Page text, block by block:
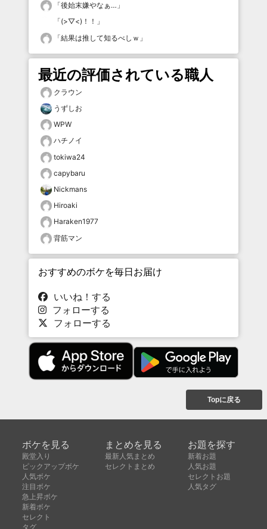
「後始末嫌やなぁ… 」
「(>▽<)！！ 」
「結果は推して知るべしｗ 」
最近の評価されている職人
クラウン
うずしお
WPW
ハチノイ
tokiwa24
capybaru
Nickmans
Hiroaki
Haraken1977
背筋マン
おすすめのボケを毎日お届け
いいね！する
フォローする
フォローする
Topに戻る
ボケを見る
殿堂入り
ピックアップボケ
人気ボケ
注目ボケ
急上昇ボケ
新着ボケ
セレクト
タグ
まとめを見る
最新人気まとめ
セレクトまとめ
お題を探す
新着お題
人気お題
セレクトお題
人気タグ